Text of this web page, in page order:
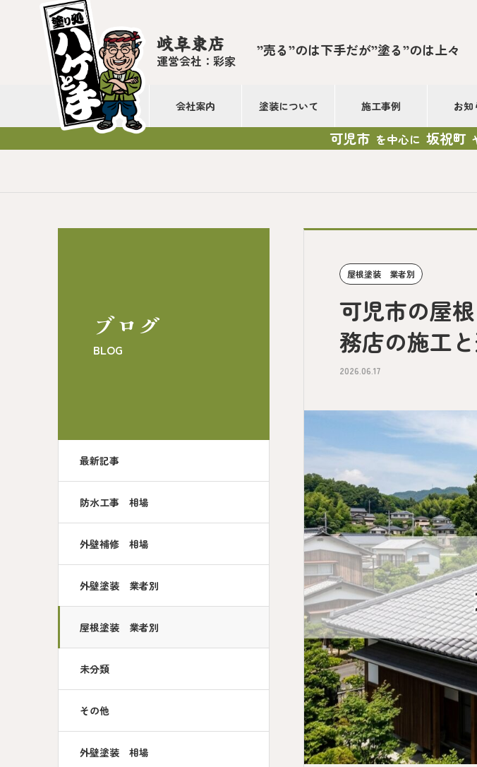
岐阜東店
運営会社：彩家
”売る”のは下手だが”塗る”のは上々
会社案内 塗装について 施工事例 お知
可児市 を中心に 坂祝町
ブログ
BLOG
最新記事
防水工事 相場
外壁補修 相場
外壁塗装 業者別
屋根塗装 業者別
未分類
その他
外壁塗装 相場
屋根塗装 業者別
可児市の屋
務店の施工
2026.06.17